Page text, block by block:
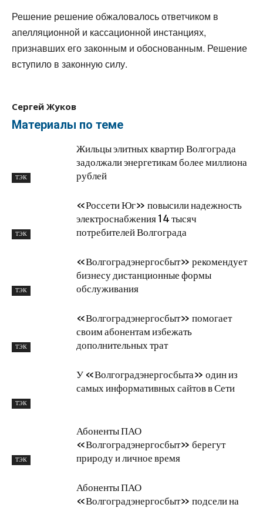
Решение решение обжаловалось ответчиком в
апелляционной и кассационной инстанциях,
признавших его законным и обоснованным. Решение
вступило в законную силу.
Сергей Жуков
Материалы по теме
ТЭК
Жильцы элитных квартир Волгограда
задолжали энергетикам более миллиона
рублей
ТЭК
«Россети Юг» повысили надежность
электроснабжения 14 тысяч
потребителей Волгограда
ТЭК
«Волгоградэнергосбыт» рекомендует
бизнесу дистанционные формы
обслуживания
ТЭК
«Волгоградэнергосбыт» помогает
своим абонентам избежать
дополнительных трат
ТЭК
У «Волгоградэнергосбыта» один из
самых информативных сайтов в Сети
ТЭК
Абоненты ПАО
«Волгоградэнергосбыт» берегут
природу и личное время
Абоненты ПАО
«Волгоградэнергосбыт» подсели на